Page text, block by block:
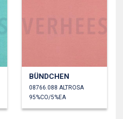
BÜNDCHEN
08766.088 ALTROSA
95%CO/5%EA